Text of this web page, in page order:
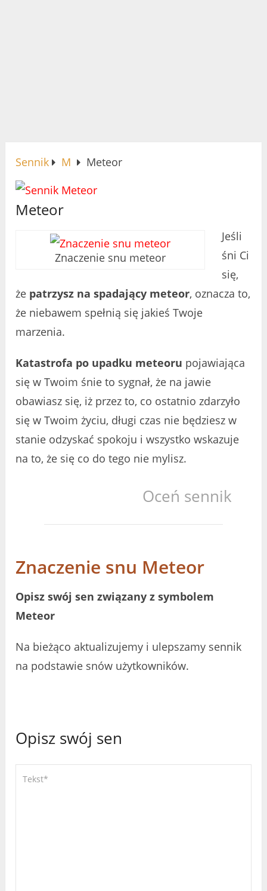
Sennik M Meteor
Meteor
Znaczenie snu meteor
Jeśli
śni Ci
się,
że patrzysz na spadający meteor, oznacza to,
że niebawem spełnią się jakieś Twoje
marzenia.
Katastrofa po upadku meteoru pojawiająca
się w Twoim śnie to sygnał, że na jawie
obawiasz się, iż przez to, co ostatnio zdarzyło
się w Twoim życiu, długi czas nie będziesz w
stanie odzyskać spokoju i wszystko wskazuje
na to, że się co do tego nie mylisz.
Oceń sennik
Znaczenie snu Meteor
Opisz swój sen związany z symbolem
Meteor
Na bieżąco aktualizujemy i ulepszamy sennik
na podstawie snów użytkowników.
Opisz swój sen